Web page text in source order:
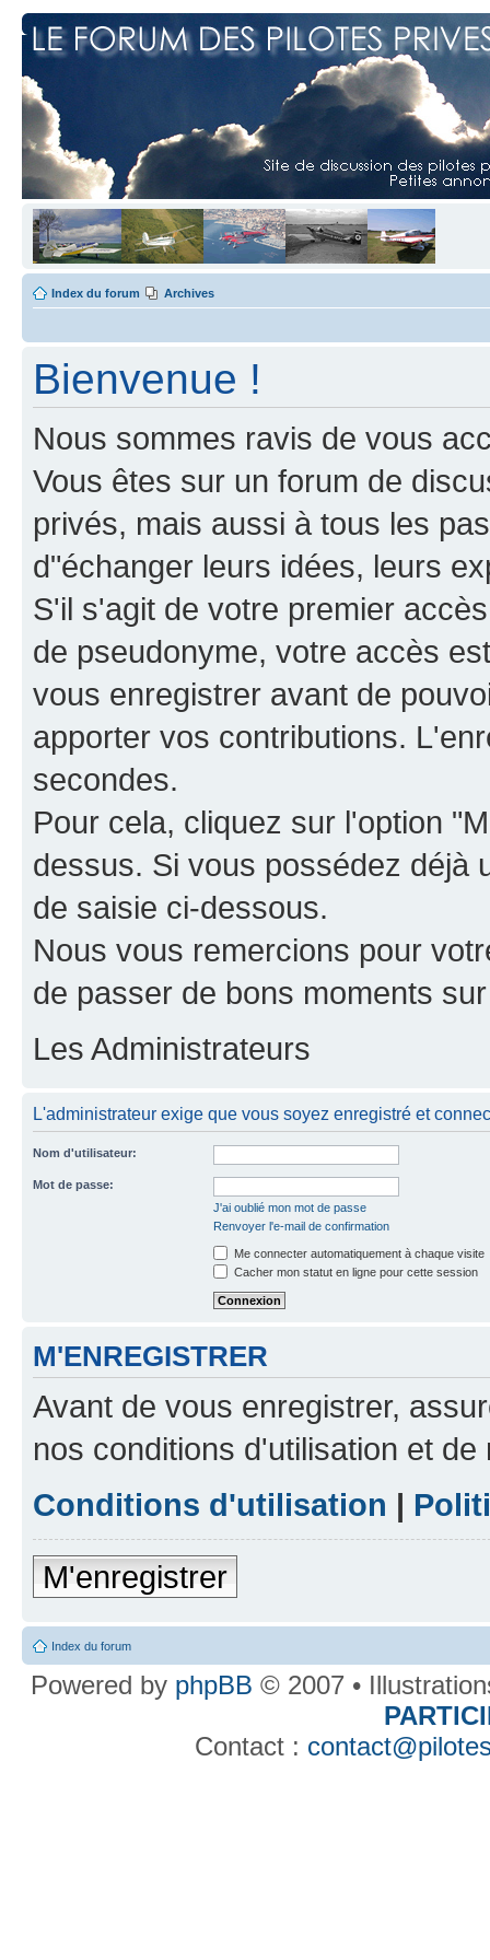
Index du forum Archives
Bienvenue !
Nous sommes ravis de vous
Vous êtes sur un forum de
privés, mais aussi à tous les
d"échanger leurs idées, leurs
S'il s'agit de votre premier
de pseudonyme, votre accès
vous enregistrer avant de
apporter vos contributions.
secondes.
Pour cela, cliquez sur l'option
dessus. Si vous possédez déjà
de saisie ci-dessous.
Nous vous remercions pour
de passer de bons moments
Les Administrateurs
L'administrateur exige que vous soyez enregistré et
Nom d'utilisateur:
Mot de passe:
J'ai oublié mon mot de passe
Renvoyer l'e-mail de confirmation
Me connecter automatiquement à chaque visite
Cacher mon statut en ligne pour cette session
M'ENREGISTRER
Avant de vous enregistrer,
nos conditions d'utilisation et
Conditions d'utilisation |
M'enregistrer
Index du forum
Powered by phpBB © 2007 •
Contact :